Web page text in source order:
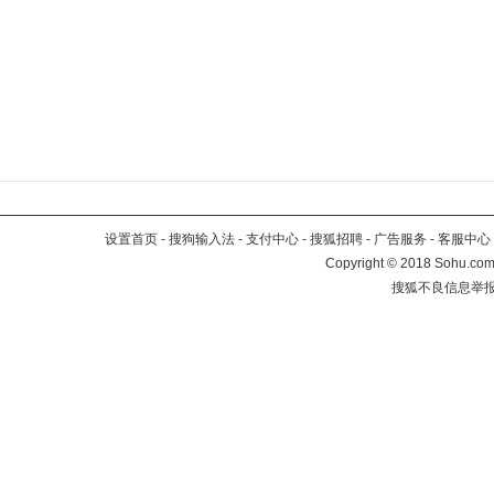
设置首页 - 搜狗输入法 - 支付中心 - 搜狐招聘 - 广告服务 - 客服中心
Copyright©2018
搜狐不良信息举